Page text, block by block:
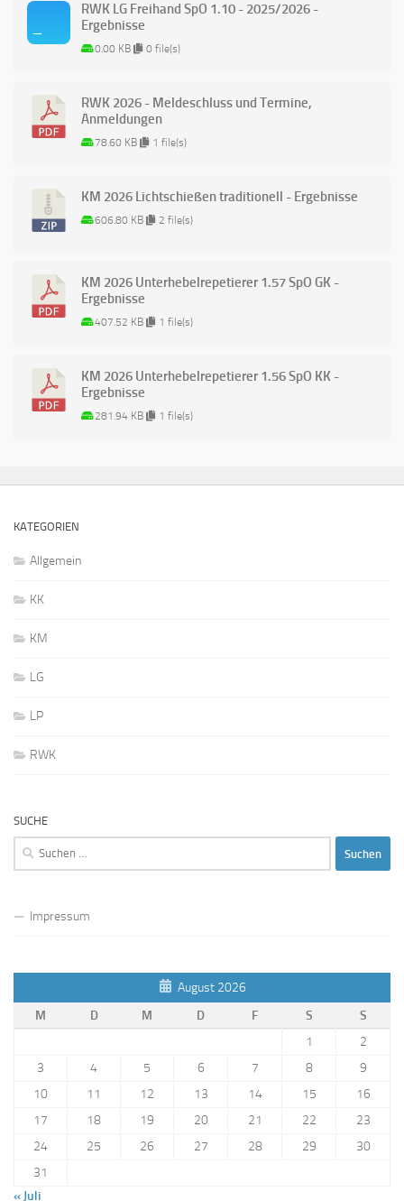
RWK LG Freihand SpO 1.10 - 2025/2026 -
Ergebnisse
0.00 KB 0 file(s)
RWK 2026 - Meldeschluss und Termine,
Anmeldungen
78.60 KB 1 file(s)
KM 2026 Lichtschießen traditionell - Ergebnisse
606.80 KB 2 file(s)
KM 2026 Unterhebelrepetierer 1.57 SpO GK -
Ergebnisse
407.52 KB 1 file(s)
KM 2026 Unterhebelrepetierer 1.56 SpO KK -
Ergebnisse
281.94 KB 1 file(s)
KATEGORIEN
Allgemein
KK
KM
LG
LP
RWK
SUCHE
Suchen
Impressum
August 2026
M
D M D F S
S
1
2
3
4 5 6 7 8
9
10
11 12 13 14 15
16
17
18 19 20 21 22
23
24
25 26 27 28 29
30
31
« Juli